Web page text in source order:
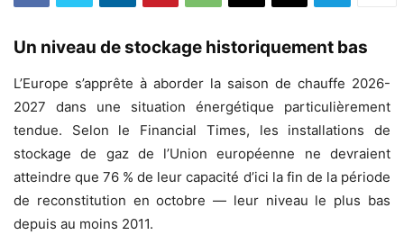
Un niveau de stockage historiquement bas
L’Europe s’apprête à aborder la saison de chauffe 2026-
2027 dans une situation énergétique particulièrement
tendue. Selon le Financial Times, les installations de
stockage de gaz de l’Union européenne ne devraient
atteindre que 76 % de leur capacité d’ici la fin de la période
de reconstitution en octobre — leur niveau le plus bas
depuis au moins 2011.